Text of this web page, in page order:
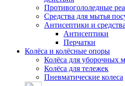
Противогололедные
Средства для мытья
Антисептики и
Антисептики
Перчатки
Колёса и колёсные опоры
Колёса для уборочных
Колёса для тележек
Пневматические колеса